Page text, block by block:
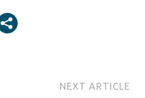
NEXT ARTICLE